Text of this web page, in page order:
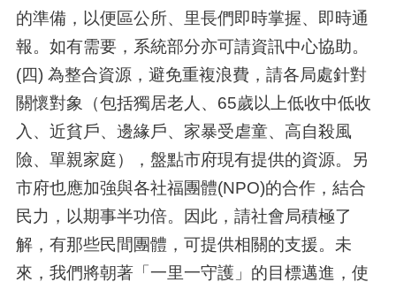
的準備，以便區公所、里長們即時掌握、即時通
報。如有需要，系統部分亦可請資訊中心協助。
(四) 為整合資源，避免重複浪費，請各局處針對
關懷對象（包括獨居老人、65歲以上低收中低收
入、近貧戶、邊緣戶、家暴受虐童、高自殺風
險、單親家庭），盤點市府現有提供的資源。另
市府也應加強與各社福團體(NPO)的合作，結合
民力，以期事半功倍。因此，請社會局積極了
解，有那些民間團體，可提供相關的支援。未
來，我們將朝著「一里一守護」的目標邁進，使